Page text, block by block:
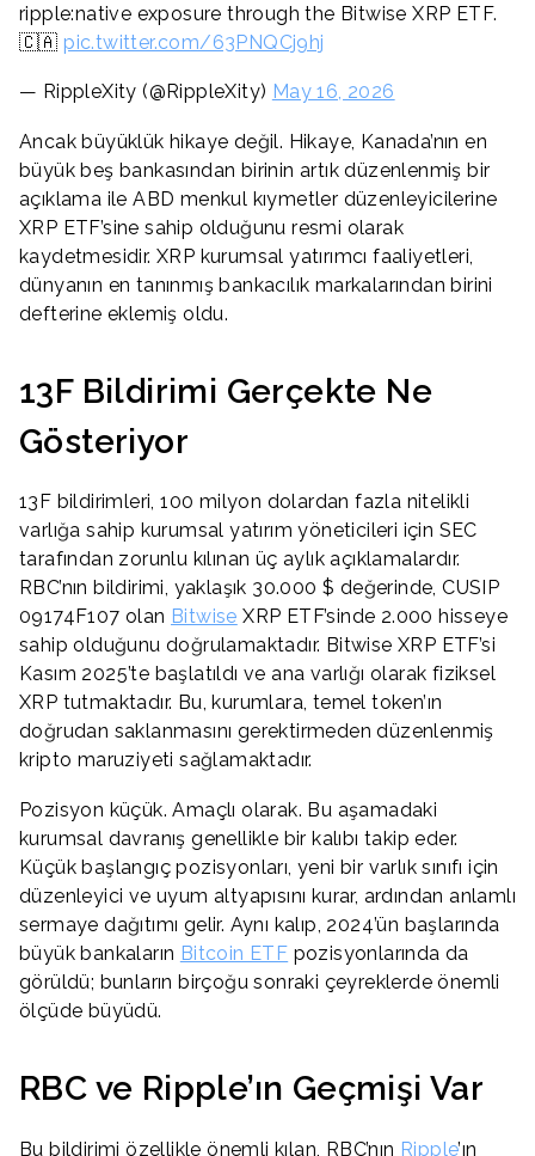
ripple:native exposure through the Bitwise XRP ETF.
🇨🇦 pic.twitter.com/63PNQCj9hj
— RippleXity (@RippleXity) May 16, 2026
Ancak büyüklük hikaye değil. Hikaye, Kanada’nın en
büyük beş bankasından birinin artık düzenlenmiş bir
açıklama ile ABD menkul kıymetler düzenleyicilerine
XRP ETF’sine sahip olduğunu resmi olarak
kaydetmesidir. XRP kurumsal yatırımcı faaliyetleri,
dünyanın en tanınmış bankacılık markalarından birini
defterine eklemiş oldu.
13F Bildirimi Gerçekte Ne
Gösteriyor
13F bildirimleri, 100 milyon dolardan fazla nitelikli
varlığa sahip kurumsal yatırım yöneticileri için SEC
tarafından zorunlu kılınan üç aylık açıklamalardır.
RBC’nın bildirimi, yaklaşık 30.000 $ değerinde, CUSIP
09174F107 olan Bitwise XRP ETF’sinde 2.000 hisseye
sahip olduğunu doğrulamaktadır. Bitwise XRP ETF’si
Kasım 2025’te başlatıldı ve ana varlığı olarak fiziksel
XRP tutmaktadır. Bu, kurumlara, temel token’ın
doğrudan saklanmasını gerektirmeden düzenlenmiş
kripto maruziyeti sağlamaktadır.
Pozisyon küçük. Amaçlı olarak. Bu aşamadaki
kurumsal davranış genellikle bir kalıbı takip eder.
Küçük başlangıç pozisyonları, yeni bir varlık sınıfı için
düzenleyici ve uyum altyapısını kurar, ardından anlamlı
sermaye dağıtımı gelir. Aynı kalıp, 2024’ün başlarında
büyük bankaların Bitcoin ETF pozisyonlarında da
görüldü; bunların birçoğu sonraki çeyreklerde önemli
ölçüde büyüdü.
RBC ve Ripple’ın Geçmişi Var
Bu bildirimi özellikle önemli kılan, RBC’nın Ripple’ın